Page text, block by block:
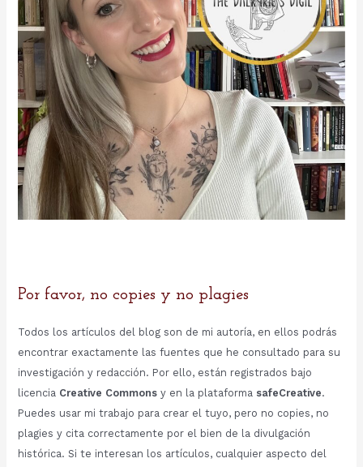
Por favor, no copies y no plagies
Todos los artículos del blog son de mi autoría, en ellos podrás
encontrar exactamente las fuentes que he consultado para su
investigación y redacción. Por ello, están registrados bajo
licencia Creative Commonsy en la plataforma safeCreative.
Puedes usar mi trabajo para crear el tuyo, pero no copies, no
plagies y cita correctamente por el bien de la divulgación
histórica. Si te interesan los artículos, cualquier aspecto del